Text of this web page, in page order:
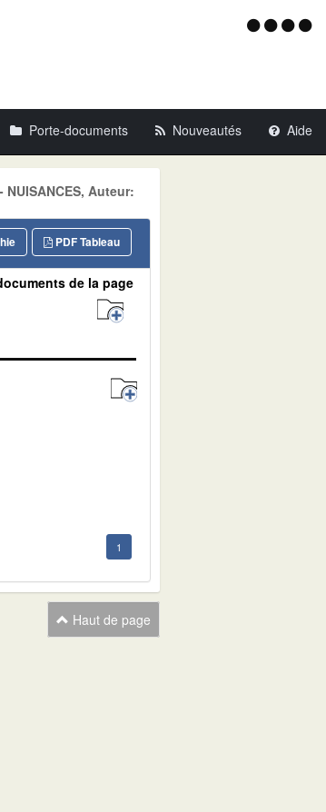
Menu
Porte-documents Nouveautés Aide
Auteur:
PDF Tableau
de la page
1
Haut de page